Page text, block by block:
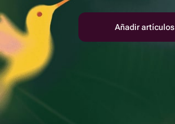
Añadir artículos